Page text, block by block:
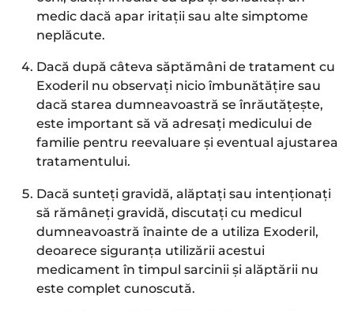
medic dacă apar iritații sau alte simptome
neplăcute.
Dacă după câteva săptămâni de tratament cu
Exoderil nu observați nicio îmbunătățire sau
dacă starea dumneavoastră se înrăutățește,
este important să vă adresați medicului de
familie pentru reevaluare și eventual ajustarea
tratamentului.
Dacă sunteți gravidă, alăptați sau intenționați
să rămâneți gravidă, discutați cu medicul
dumneavoastră înainte de a utiliza Exoderil,
deoarece siguranța utilizării acestui
medicament în timpul sarcinii și alăptării nu
este complet cunoscută.